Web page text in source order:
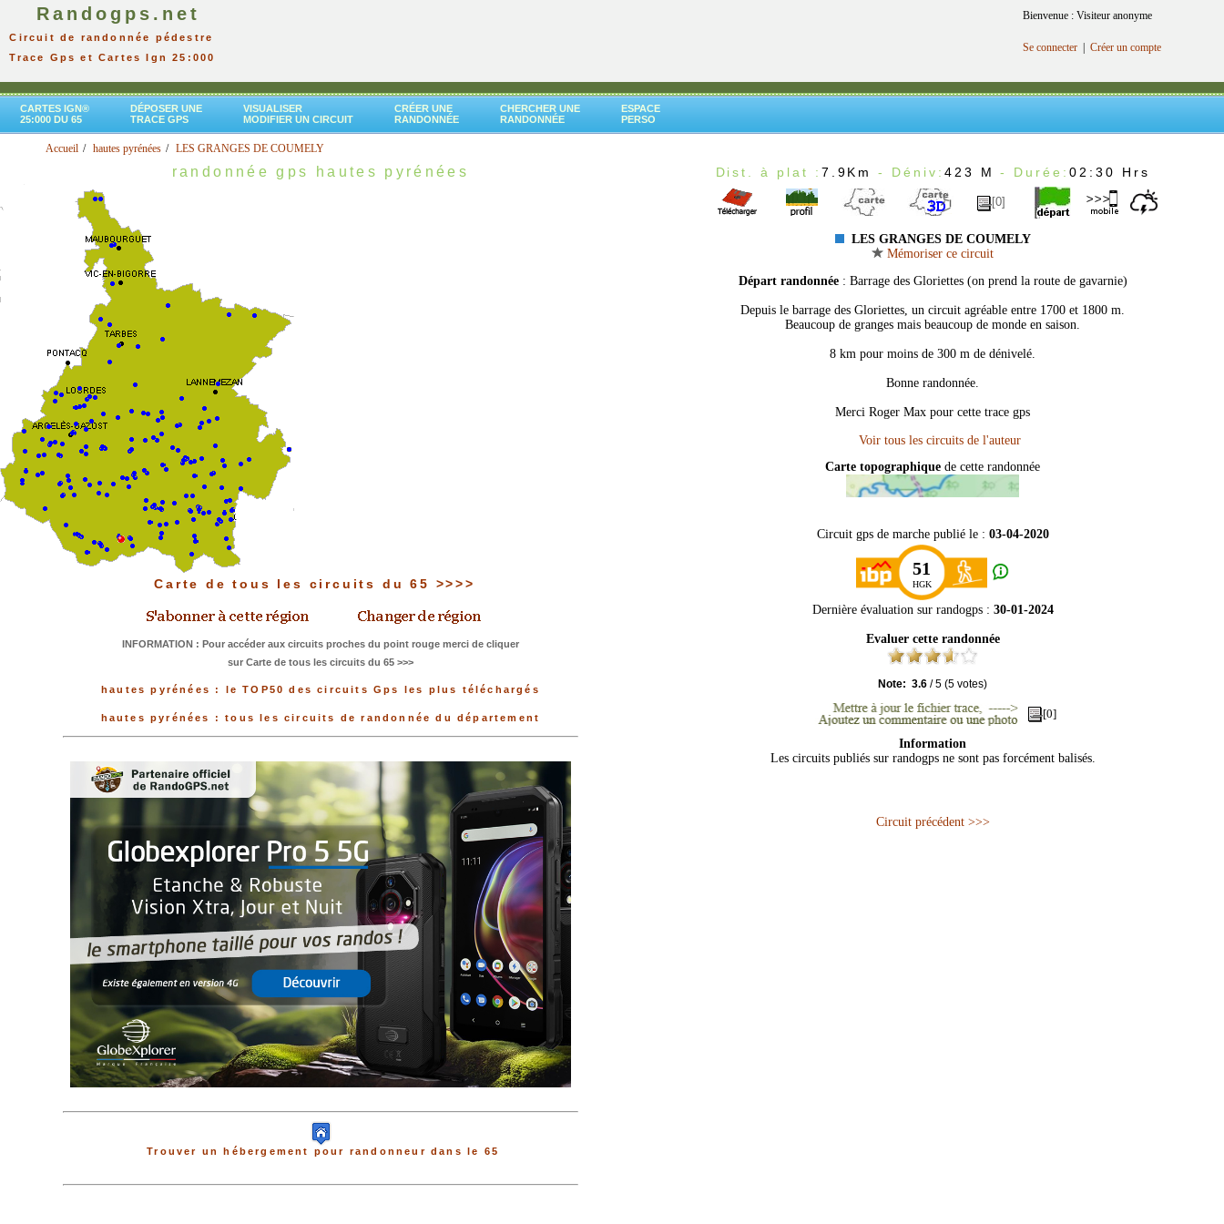
Randogps.net
Circuit de randonnée pédestre
Trace Gps et Cartes Ign 25:000
Bienvenue : Visiteur anonyme
Se connecter Créer un compte
CARTES IGN®
25:000 DU 65
DÉPOSER UNE
TRACE GPS
VISUALISER
MODIFIER UN CIRCUIT
CRÉER UNE
RANDONNÉE
CHERCHER UNE
RANDONNÉE
ESPACE
PERSO
Accueil hautes pyrénées LES GRANGES DE COUMELY
randonnée gps hautes pyrénées
Carte de tous les circuits du 65 >>>>
INFORMATION : Pour accéder aux circuits proches du point rouge merci de cliquer
sur Carte de tous les circuits du 65 >>>
hautes pyrénées : le TOP50 des circuits Gps les plus téléchargés
hautes pyrénées : tous les circuits de randonnée du département
Trouver un hébergement pour randonneur dans le 65
Dist. à plat : 7.9Km - Déniv: 423 M- Durée:02:30 Hrs
[0]
LES GRANGES DE COUMELY
Mémoriser ce circuit
Départ randonnée : Barrage des Gloriettes (on prend la route de gavarnie)
Depuis le barrage des Gloriettes, un circuit agréable entre 1700 et 1800 m.
Beaucoup de granges mais beaucoup de monde en saison.
8 km pour moins de 300 m de dénivelé.
Bonne randonnée.
Merci Roger Max pour cette trace gps
Carte topographique de cette randonnée
Circuit gps de marche publié le : 03-04-2020
51
HGK
Dernière évaluation sur randogps : 30-01-2024
Evaluer cette randonnée
Note: 3.6 /5 (5 votes)
[0]
Information
Les circuits publiés sur randogps ne sont pas forcément balisés.
Circuit précédent >>>